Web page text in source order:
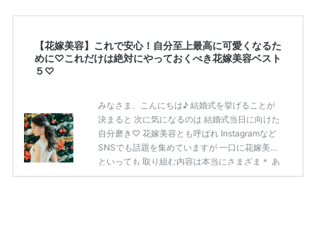
【花嫁美容】これで安心！自分至上最高に可愛くなるた
めに♡これだけは絶対にやっておくべき花嫁美容ベスト
５♡
みなさま、こんにちは♪ 結婚式を挙げることが
決まると 次に気になるのは 結婚式当日に向けた
自分磨き♡ 花嫁美容とも呼ばれ Instagramなど
SNSでも話題を集めていますが 一口に花嫁美容
といっても 取り組む内容は本当にさまざま＊ あ
まりに種類が多すぎて 何をしようかな…？と悩